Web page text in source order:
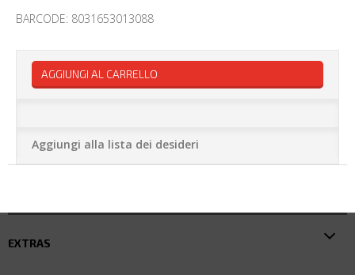
BARCODE: 8031653013088
AGGIUNGI AL CARRELLO
Aggiungi alla lista dei desideri
EXTRAS